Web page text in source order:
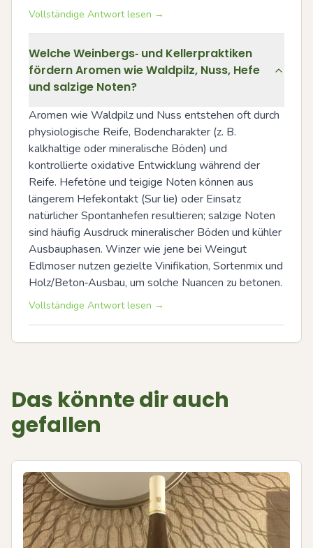
Vollständige Antwort lesen →
Welche Weinbergs‑ und Kellerpraktiken
fördern Aromen wie Waldpilz, Nuss, Hefe
und salzige Noten?
Aromen wie Waldpilz und Nuss entstehen oft durch
physiologische Reife, Bodencharakter (z. B.
kalkhaltige oder mineralische Böden) und
kontrollierte oxidative Entwicklung während der
Reife. Hefetöne und teigige Noten können aus
längerem Hefekontakt (Sur lie) oder Einsatz
natürlicher Spontanhefen resultieren; salzige Noten
sind häufig Ausdruck mineralischer Böden und kühler
Ausbauphasen. Winzer wie jene bei Weingut
Edlmoser nutzen gezielte Vinifikation, Sortenmix und
Holz/Beton‑Ausbau, um solche Nuancen zu betonen.
Vollständige Antwort lesen →
Das könnte dir auch
gefallen